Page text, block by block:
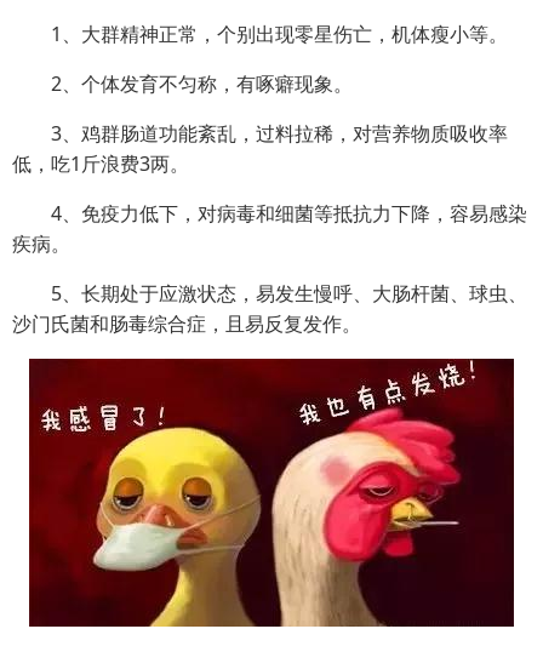
1、大群精神正常，个别出现零星伤亡，机体瘦小等。
2、个体发育不匀称，有啄癖现象。
3、鸡群肠道功能紊乱，过料拉稀，对营养物质吸收率
低，吃1斤浪费3两。
4、免疫力低下，对病毒和细菌等抵抗力下降，容易感染
疾病。
5、长期处于应激状态，易发生慢呼、大肠杆菌、球虫、
沙门氏菌和肠毒综合症，且易反复发作。